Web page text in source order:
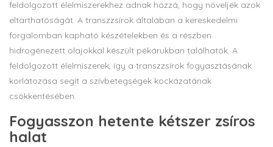
feldolgozott élelmiszerekhez adnak hozzá, hogy növeljék azok
eltarthatóságát. A transzzsírok általában a kereskedelmi
forgalomban kapható készételekben és a részben
hidrogénezett olajokkal készült pékárukban találhatók. A
feldolgozott élelmiszerek, így a transzzsírok fogyasztásának
korlátozása segít a szívbetegségek kockázatának
csökkentésében.
Fogyasszon hetente kétszer zsíros
halat